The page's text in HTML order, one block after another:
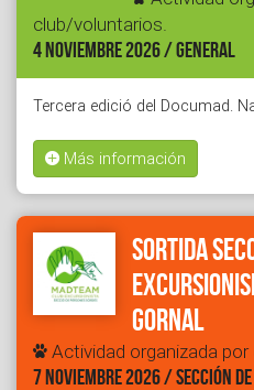
club/voluntarios.
4 NOVIEMBRE 2026 / GENERAL
Tercera edició del Documad.
Más información
Sortida
Gornal
Actividad organizada
7 NOVIEMBRE 2026 / SECCIÓN DE